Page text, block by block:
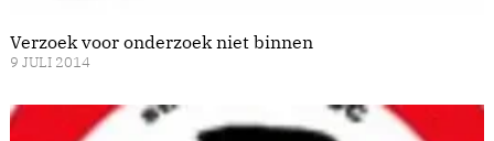
Verzoek voor onderzoek niet binnen
9 JULI 2014